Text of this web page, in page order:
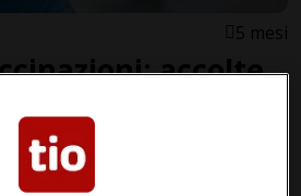
5 mesi
accolte